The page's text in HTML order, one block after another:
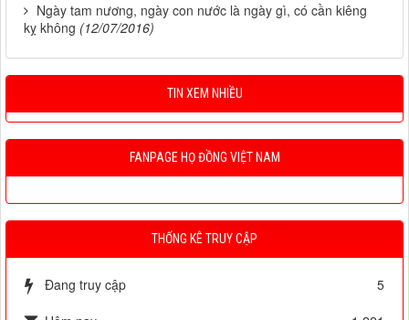
Ngày tam nương, ngày con nước là ngày gì, có cần kiêng
kỵ không (12/07/2016)
TIN XEM NHIỀU
FANPAGE HỌ ĐỒNG VIỆT NAM
THỐNG KÊ TRUY CẬP
Đang truy cập
5